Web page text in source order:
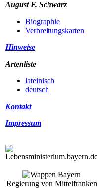
August F. Schwarz
Biographie
Verbreitungskarten
Hinweise
Artenliste
lateinisch
deutsch
Kontakt
Impressum
Regierung von Mittelfranken